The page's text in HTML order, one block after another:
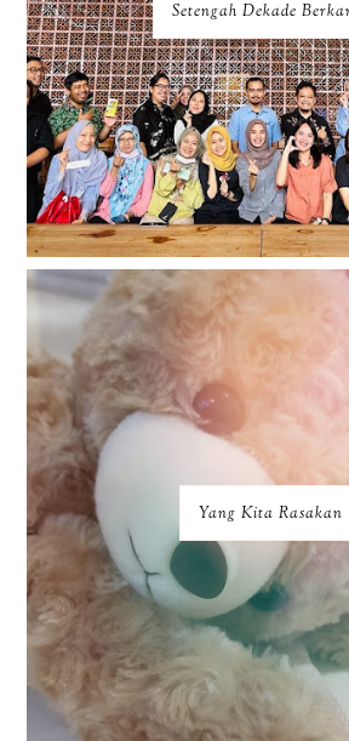
Setengah Dekade
Yang Kita Rasakan